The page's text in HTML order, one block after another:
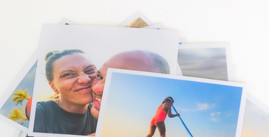
Ваш регион доставки
Выберите из списка: